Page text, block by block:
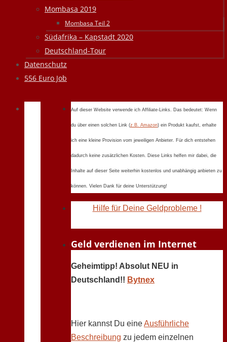
Mombasa 2019
Mombasa Teil 2
Südafrika – Kapstadt 2020
Deutschland-Tour
Datenschutz
556 Euro Job
Auf dieser Website verwende ich Affiliate-Links. Das bedeutet: Wenn
du über einen solchen Link (z.B. Amazon) ein Produkt kaufst, erhalte
ich eine kleine Provision vom jeweiligen Anbieter. Für dich entstehen
dadurch keine zusätzlichen Kosten. Diese Links helfen mir dabei, die
Inhalte auf dieser Seite weiterhin kostenlos und unabhängig anbieten zu
können. Vielen Dank für deine Unterstützung!
Hilfe für Deine Geldprobleme !
Geld verdienen im Internet
Geheimtipp! Absolut NEU in
Deutschland!! Bytnex
Hier kannst Du eineAusführliche
Beschreibung zu jedem einzelnen